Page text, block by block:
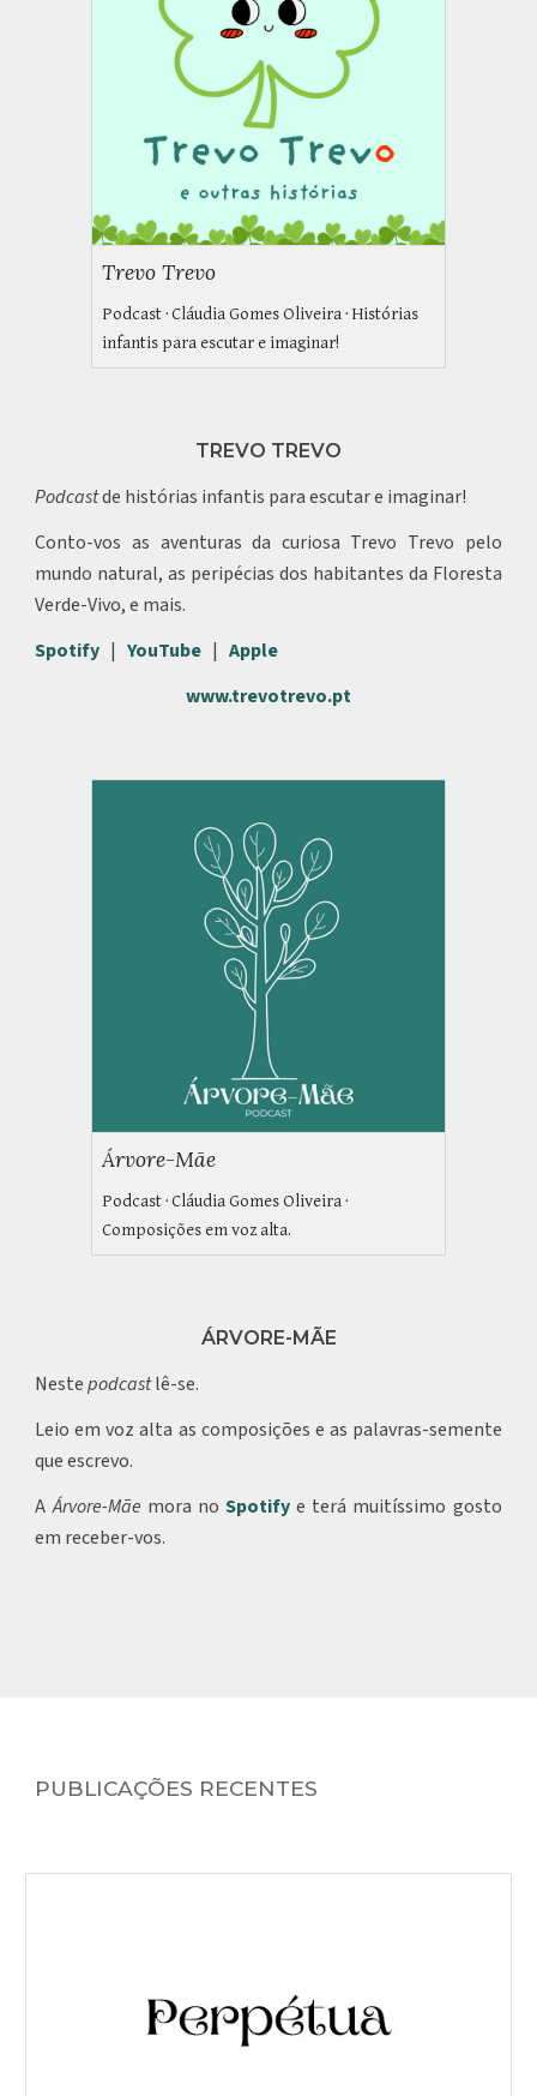
Trevo Trevo
Podcast · Cláudia Gomes Oliveira · Histórias
infantis para escutar e imaginar!
TREVO TREVO
Podcastde histórias infantis para escutar e imaginar!
Conto-vos as aventuras da curiosa Trevo Trevo pelo
mundo natural, as peripécias dos habitantes da Floresta
Verde-Vivo, e mais.
Spotify |YouTube |Apple
www.trevotrevo.pt
Árvore-Mãe
Podcast · Cláudia Gomes Oliveira ·
Composições em voz alta.
ÁRVORE-MÃE
Nestepodcastlê-se.
Leio em voz alta as composições e as palavras-semente
que escrevo.
AÁrvore-Mãe mora no Spotify e terá muitíssimo gosto
em receber-vos.
PUBLICAÇÕES RECENTES